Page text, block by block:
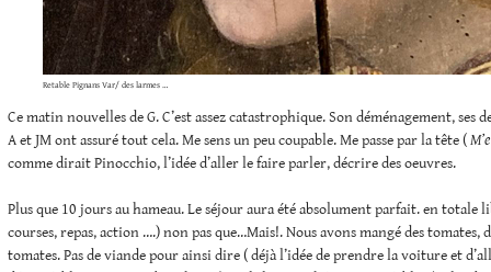
Retable Pignans Var/ des larmes …
Ce matin nouvelles de G. C’est assez catastrophique. Son déménagement, ses
A et JM ont assuré tout cela. Me sens un peu coupable. Me passe par la tête (
comme dirait Pinocchio, l’idée d’aller le faire parler, décrire des oeuvres.
Plus que 10 jours au hameau. Le séjour aura été absolument parfait. en totale
courses, repas, action ….) non pas que…Mais!. Nous avons mangé des tomates,
tomates. Pas de viande pour ainsi dire ( déjà l’idée de prendre la voiture et